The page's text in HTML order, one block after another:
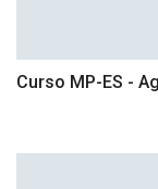
Curso MP-ES -